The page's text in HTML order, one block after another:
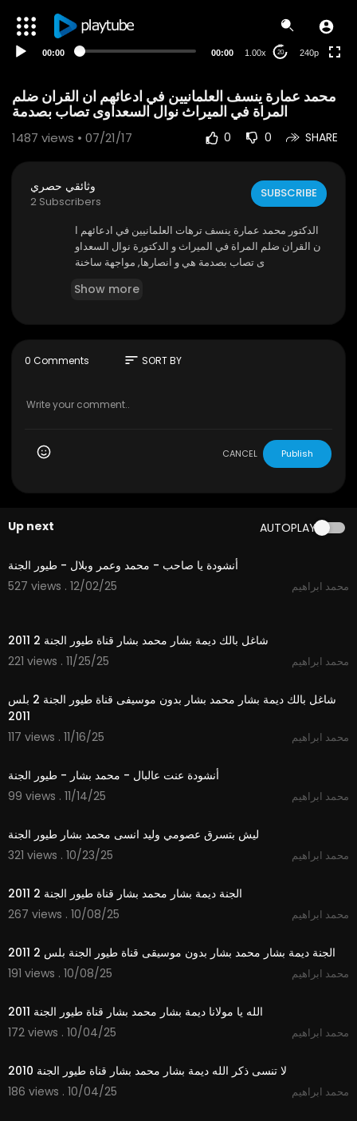
00:00 00:00 1.00x 20 240p
محمد عمارة ينسف العلمانيين في ادعائهم ان القران ضلم
المراة في الميراث نوال السعداوى تصاب بصدمة
1487 views • 07/21/17 0 0 SHARE
وثائقي حصري
2 Subscribers
SUBSCRIBE
الدكتور محمد عمارة ينسف ترهات العلمانيين في ادعائهم ا
ن القران ضلم المراة في الميراث و الدكتورة نوال السعداو
ى تصاب بصدمة هي و انصارها, مواجهة ساخنة
Show more
0 Comments sort SORT BY
CANCEL Publish
Up next AUTOPLAY
5:30
أنشودة يا صاحب - محمد وعمر وبلال - طيور الجنة
527 views . 12/02/25
محمد ابراهيم
شاغل بالك ديمة بشار محمد بشار قناة طيور الجنة 2 2011
221 views . 11/25/25
محمد ابراهيم
شاغل بالك ديمة بشار محمد بشار بدون موسيفى قناة طيور الجنة 2 بلس
2011
117 views . 11/16/25
محمد ابراهيم
أنشودة عنت عالبال - محمد بشار - طيور الجنة
99 views . 11/14/25
محمد ابراهيم
ليش بتسرق عصومي وليد انسى محمد بشار طيور الجنة
321 views . 10/23/25
محمد ابراهيم
الجنة ديمة بشار محمد بشار قناة طيور الجنة 2 2011
267 views . 10/08/25
محمد ابراهيم
الجنة ديمة بشار محمد بشار بدون موسيقى قناة طيور الجنة بلس 2 2011
191 views . 10/08/25
محمد ابراهيم
الله يا مولانا ديمة بشار محمد بشار قناة طيور الجنة 2011
172 views . 10/04/25
محمد ابراهيم
لا تنسى ذكر الله ديمة بشار محمد بشار قناة طيور الجنة 2010
186 views . 10/04/25
محمد ابراهيم